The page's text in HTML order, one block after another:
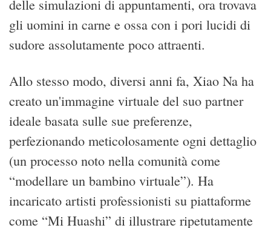
delle simulazioni di appuntamenti, ora trovava
gli uomini in carne e ossa con i pori lucidi di
sudore assolutamente poco attraenti.
Allo stesso modo, diversi anni fa, Xiao Na ha
creato un'immagine virtuale del suo partner
ideale basata sulle sue preferenze,
perfezionando meticolosamente ogni dettaglio
(un processo noto nella comunità come
“modellare un bambino virtuale”). Ha
incaricato artisti professionisti su piattaforme
come “Mi Huashi” di illustrare ripetutamente